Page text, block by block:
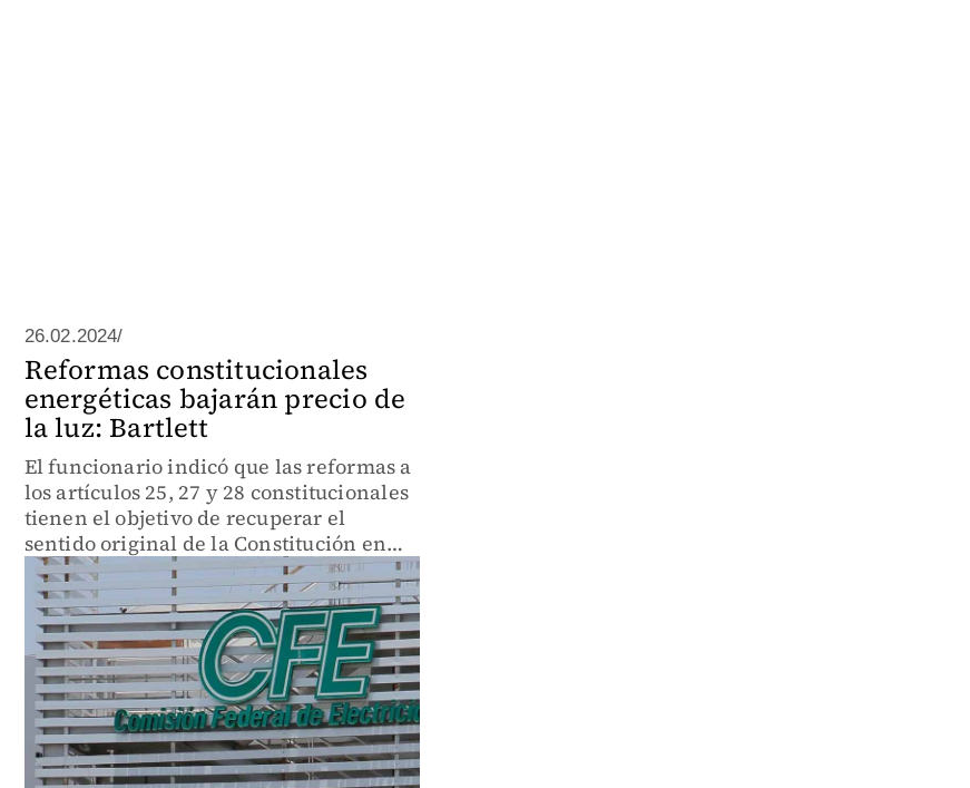
26.02.2024/
Reformas constitucionales
energéticas bajarán precio de
la luz: Bartlett
El funcionario indicó que las reformas a
los artículos 25, 27 y 28 constitucionales
tienen el objetivo de recuperar el
sentido original de la Constitución en
materia energética